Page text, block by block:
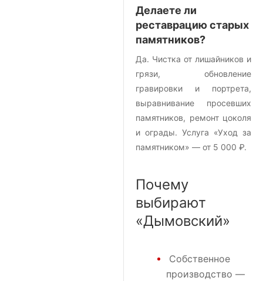
Делаете ли
реставрацию старых
памятников?
Да. Чистка от лишайников и
грязи, обновление
гравировки и портрета,
выравнивание просевших
памятников, ремонт цоколя
и ограды. Услуга «Уход за
памятником» — от 5 000 ₽.
Почему
выбирают
«Дымовский»
Собственное
производство —